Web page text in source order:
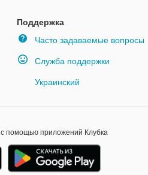
Поддержка
Часто задаваемые вопросы
Служба поддержки
Украинский
с помощью приложений Клубка